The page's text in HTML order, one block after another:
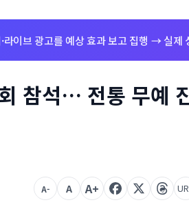
라이브 광고를 예상 효과 보고 집행 → 실제
참석… 전통 무예
A- A A+